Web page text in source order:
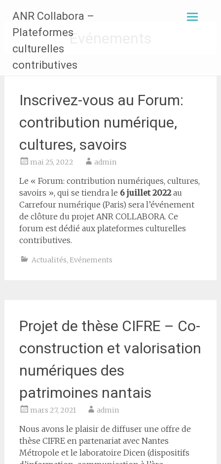
contenu
ANR Collabora –
Plateformes
culturelles
contributives
Evénements
Inscrivez-vous au Forum:
contribution numérique,
cultures, savoirs
mai 25, 2022 admin
Le « Forum: contribution numériques, cultures,
savoirs », qui se tiendra le 6 juillet 2022au
Carrefour numérique (Paris) sera l’événement
de clôture du projet ANR COLLABORA. Ce
forum est dédié aux plateformes culturelles
contributives.
Actualités, Evénements
Projet de thèse CIFRE – Co-
construction et valorisation
numériques des
patrimoines nantais
mars 27, 2021 admin
Nous avons le plaisir de diffuser une offre de
thèse CIFRE en partenariat avec Nantes
Métropole et le laboratoire Dicen (dispositifs